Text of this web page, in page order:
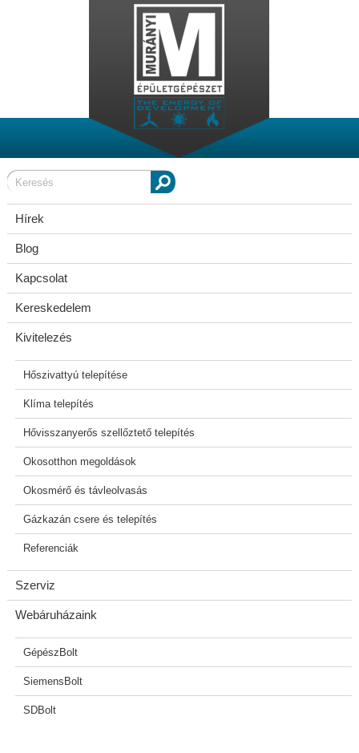
Hírek
Blog
Kapcsolat
Kereskedelem
Kivitelezés
Hőszivattyú telepítése
Klíma telepítés
Hővisszanyerős szellőztető telepítés
Okosotthon megoldások
Okosmérő és távleolvasás
Gázkazán csere és telepítés
Referenciák
Szerviz
Webáruházaink
GépészBolt
SiemensBolt
SDBolt